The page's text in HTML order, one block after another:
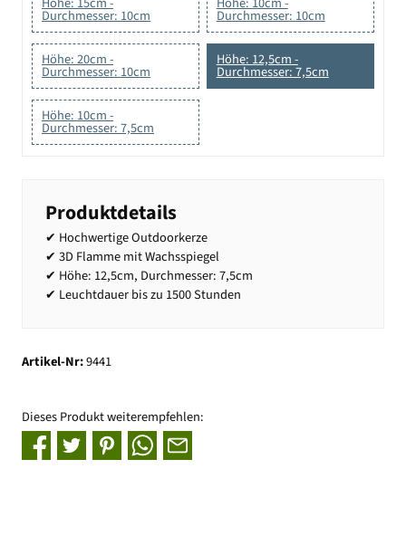
Durchmesser: 10cm Durchmesser: 10cm
Höhe: 20cm -
Durchmesser: 10cm
Höhe: 12,5cm -
Durchmesser: 7,5cm
Höhe: 10cm -
Durchmesser: 7,5cm
Produktdetails
✔ Hochwertige Outdoorkerze
✔ 3D Flamme mit Wachsspiegel
✔ Höhe: 12,5cm, Durchmesser: 7,5cm
✔ Leuchtdauer bis zu 1500 Stunden
Artikel-Nr:9441
Dieses Produkt weiterempfehlen: